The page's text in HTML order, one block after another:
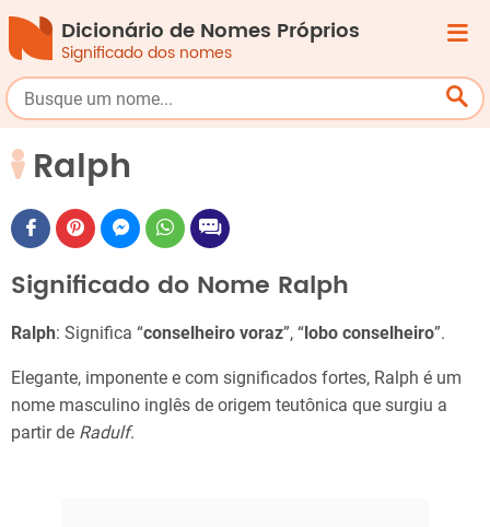
Dicionário de Nomes Próprios
Significado dos nomes
Ralph
Significado do Nome Ralph
Ralph: Significa “conselheiro voraz”, “ lobo conselheiro”.
Elegante, imponente e com significados fortes, Ralph é um
nome masculino inglês de origem teutônica que surgiu a
partir de Radulf.